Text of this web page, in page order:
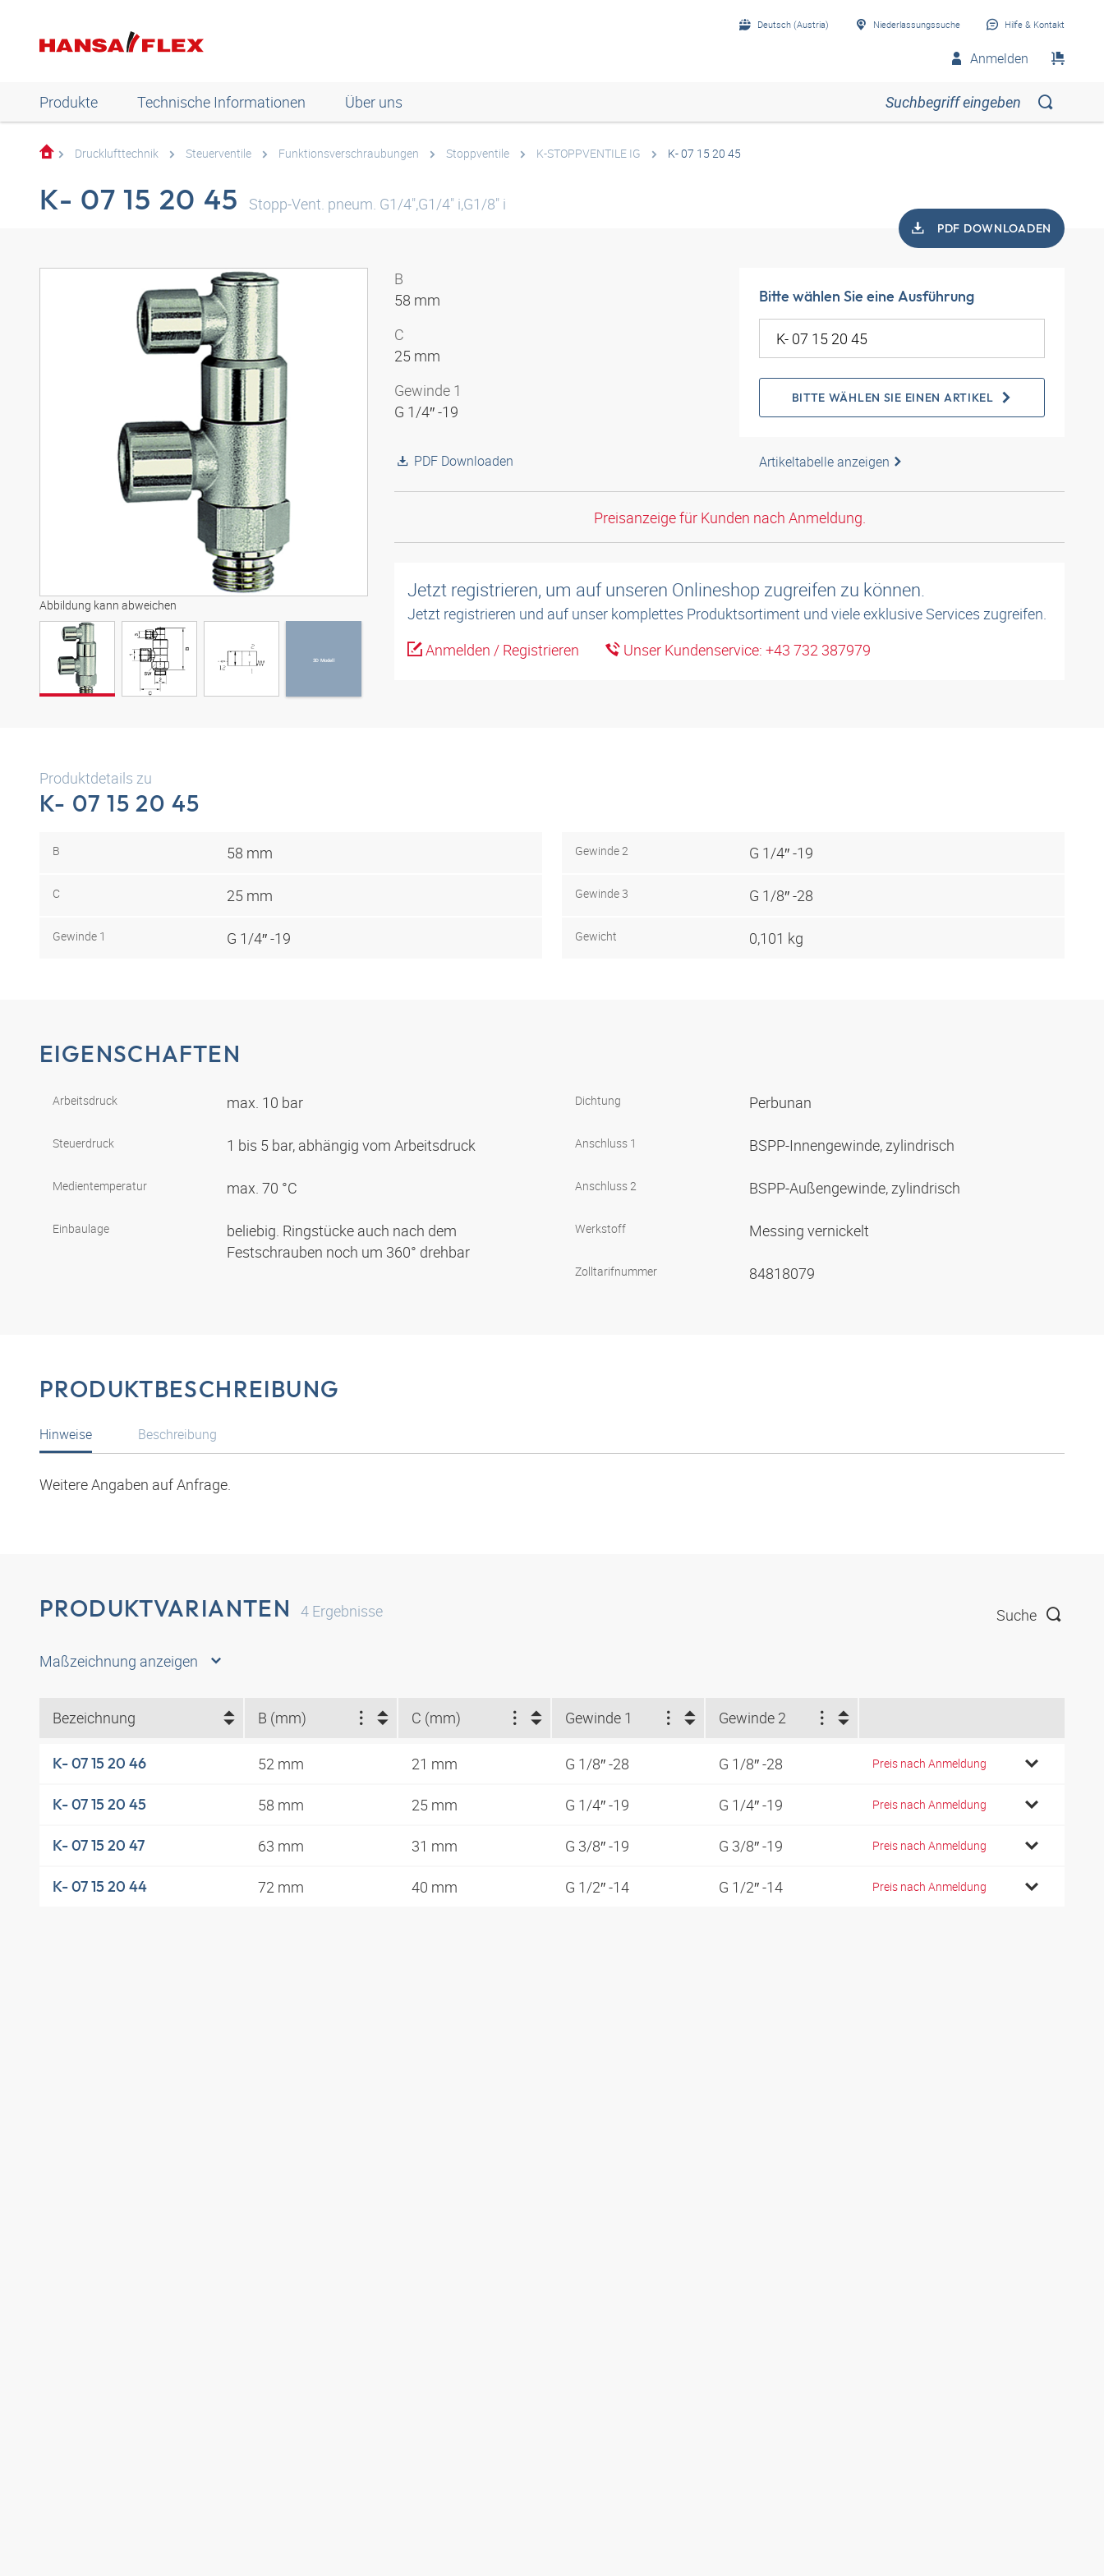
Deutsch (Austria) Niederlassungssuche Hilfe & Kontakt
Anmelden
Produkte Technische Informationen Über uns
Drucklufttechnik Steuerventile Funktionsverschraubungen Stoppventile K-STOPPVENTILE IG K- 07 15 20 45
K- 07 15 20 45 Stopp-Vent. pneum. G1/4",G1/4" i,G1/8" i
PDF DOWNLOADEN
Abbildung kann abweichen
3D Modell
3D Modell
B
58 mm
C
25 mm
Gewinde 1
G 1/4″ -19
PDF Downloaden
Bitte wählen Sie eine Ausführung
BITTE WÄHLEN SIE EINEN ARTIKEL
Artikeltabelle anzeigen
Preisanzeige für Kunden nach Anmeldung.
Jetzt registrieren, um auf unseren Onlineshop zugreifen zu können.
Jetzt registrieren und auf unser komplettes Produktsortiment und viele exklusive Services zugreifen.
Anmelden / Registrieren
Unser Kundenservice: +43 732 387979
Produktdetails zu
K- 07 15 20 45
B 58 mm
C 25 mm
Gewinde 1 G 1/4″ -19
Gewinde 2 G 1/4″ -19
Gewinde 3 G 1/8″ -28
Gewicht 0,101 kg
EIGENSCHAFTEN
Arbeitsdruck max. 10 bar
Steuerdruck 1 bis 5 bar, abhängig vom Arbeitsdruck
Medientemperatur max. 70 °C
Einbaulage
beliebig. Ringstücke auch nach dem
Festschrauben noch um 360° drehbar
Dichtung Perbunan
Anschluss 1 BSPP-Innengewinde, zylindrisch
Anschluss 2 BSPP-Außengewinde, zylindrisch
Werkstoff Messing vernickelt
Zolltarifnummer 84818079
PRODUKTBESCHREIBUNG
Hinweise
Weitere Angaben auf Anfrage.
Beschreibung
PRODUKTVARIANTEN 4 Ergebnisse Suche
Maßzeichnung anzeigen
Bezeichnung B (mm) C (mm) Gewinde 1 Gewinde 2
K- 07 15 20 46 52 mm 21 mm G 1/8″ -28 G 1/8″ -28 Preis nach Anmeldung
K- 07 15 20 45 58 mm 25 mm G 1/4″ -19 G 1/4″ -19 Preis nach Anmeldung
K- 07 15 20 47 63 mm 31 mm G 3/8″ -19 G 3/8″ -19 Preis nach Anmeldung
K- 07 15 20 44 72 mm 40 mm G 1/2″ -14 G 1/2″ -14 Preis nach Anmeldung